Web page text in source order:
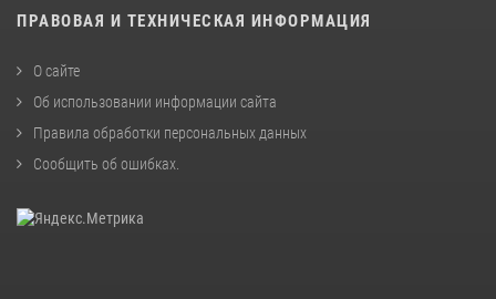
ПРАВОВАЯ И ТЕХНИЧЕСКАЯ ИНФОРМАЦИЯ
О сайте
Об использовании информации сайта
Правила обработки персональных данных
Сообщить об ошибках